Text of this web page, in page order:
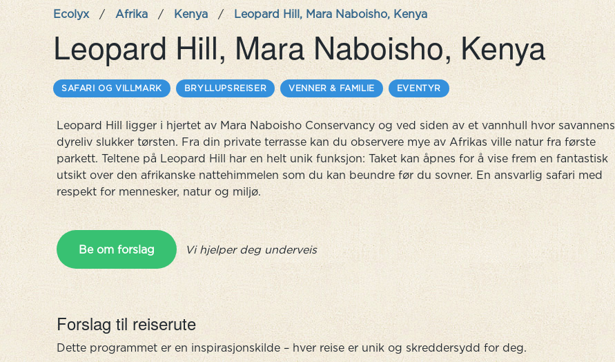
Ecolyx / Afrika / Kenya / Leopard Hill, Mara Naboisho, Kenya
Leopard Hill, Mara Naboisho, Kenya
SAFARI OG VILLMARK BRYLLUPSREISER VENNER & FAMILIE EVENTYR
Leopard Hill ligger i hjertet av Mara Naboisho Conservancy og ved siden av et vannhull hvor savannens
dyreliv slukker tørsten. Fra din private terrasse kan du observere mye av Afrikas ville natur fra første
parkett. Teltene på Leopard Hill har en helt unik funksjon: Taket kan åpnes for å vise frem en fantastisk
utsikt over den afrikanske nattehimmelen som du kan beundre før du sovner. En ansvarlig safari med
respekt for mennesker, natur og miljø.
Be om forslag Vi hjelper deg underveis
Forslag til reiserute
Dette programmet er en inspirasjonskilde – hver reise er unik og skreddersydd for deg.